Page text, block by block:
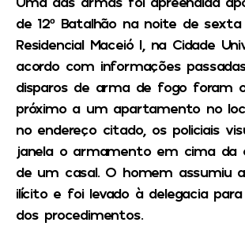
de 12º Batalhão na noite de sexta
Residencial Maceió I, na Cidade
acordo com informações
disparos de arma de fogo foram
próximo a um apartamento no
no endereço citado, os policiais
janela o armamento em cima da
de um casal. O homem assumiu
ilícito e foi levado à delegacia
dos procedimentos.